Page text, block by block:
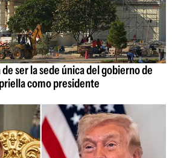
ser la sede única del gobierno de
como presidente